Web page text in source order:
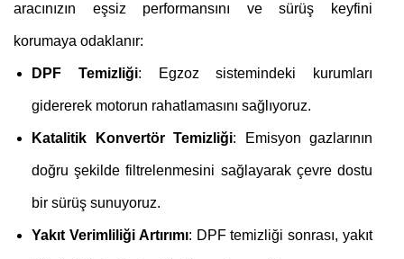
aracınızın eşsiz performansını ve sürüş keyfini
korumaya odaklanır:
DPF Temizliği: Egzoz sistemindeki kurumları
gidererek motorun rahatlamasını sağlıyoruz.
Katalitik Konvertör Temizliği: Emisyon gazlarının
doğru şekilde filtrelenmesini sağlayarak çevre dostu
bir sürüş sunuyoruz.
Yakıt Verimliliği Artırımı: DPF temizliği sonrası, yakıt